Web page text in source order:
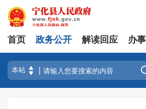
首页 政务公开 解读回应 办